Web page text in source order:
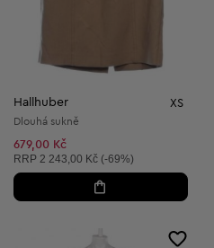
Hallhuber XS
Dlouhá sukně
679,00 Kč
Doporučená cena:
RRP 2 243,00 Kč (-69%)